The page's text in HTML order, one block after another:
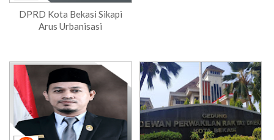
DPRD Kota Bekasi Sikapi
Arus Urbanisasi